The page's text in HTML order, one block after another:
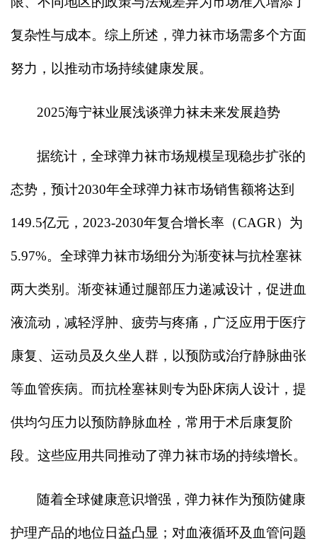
复杂性与成本。综上所述，弹力袜市场需多个方面
努力，以推动市场持续健康发展。
2025海宁袜业展浅谈弹力袜未来发展趋势
据统计，全球弹力袜市场规模呈现稳步扩张的
态势，预计2030年全球弹力袜市场销售额将达到
149.5亿元，2023-2030年复合增长率（CAGR）为
5.97%。全球弹力袜市场细分为渐变袜与抗栓塞袜
两大类别。渐变袜通过腿部压力递减设计，促进血
液流动，减轻浮肿、疲劳与疼痛，广泛应用于医疗
康复、运动员及久坐人群，以预防或治疗静脉曲张
等血管疾病。而抗栓塞袜则专为卧床病人设计，提
供均匀压力以预防静脉血栓，常用于术后康复阶
段。这些应用共同推动了弹力袜市场的持续增长。
随着全球健康意识增强，弹力袜作为预防健康
护理产品的地位日益凸显；对血液循环及血管问题